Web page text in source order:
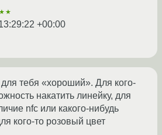
+00:00
тебя «хороший». Для кого-
накатить линейку, для
nfc или какого-нибудь
кого-то розовый цвет